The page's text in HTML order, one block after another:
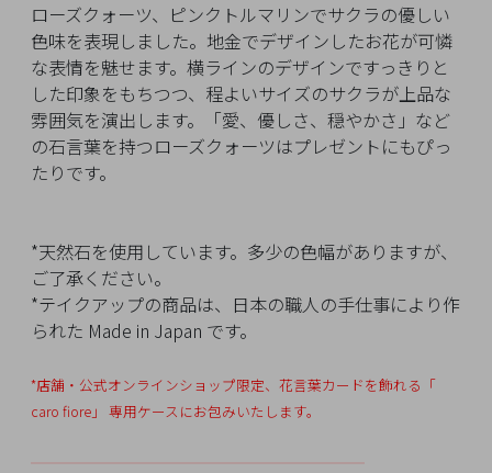
ローズクォーツ、ピンクトルマリンでサクラの優しい
色味を表現しました。地金でデザインしたお花が可憐
な表情を魅せます。横ラインのデザインですっきりと
した印象をもちつつ、程よいサイズのサクラが上品な
雰囲気を演出します。「愛、優しさ、穏やかさ」など
の石言葉を持つローズクォーツはプレゼントにもぴっ
たりです。
*天然石を使用しています。多少の色幅がありますが、
ご了承ください。
*テイクアップの商品は、日本の職人の手仕事により作
られた Made in Japan です。
*店舗・公式オンラインショップ限定、花言葉カードを飾れる「
caro fiore」 専用ケースにお包みいたします。
ジ
お
気
に
入
イ
テ
ム
最
近